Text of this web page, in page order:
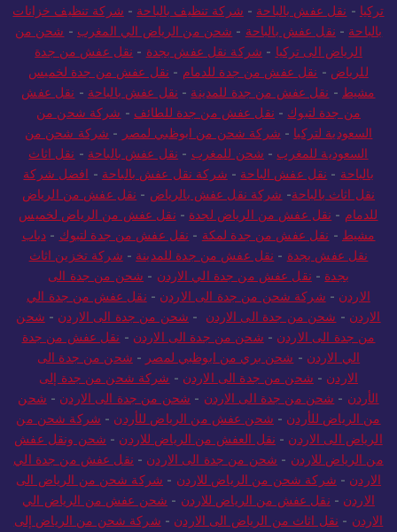
تركيا - نقل عفش بالباحة - شركة تنظيف بالباحة - شركة تنظيف خزانات
بالباحة - نقل عفش بالباحة - شحن من الرياض الي المغرب - شحن من
الرياض الى تركيا - شركة نقل عفش بجدة - نقل عفش من جدة
للرياض - نقل عفش من جدة للدمام - نقل عفش من جدة لخميس
مشيط - نقل عفش من جدة للمدينة - نقل عفش بالباحة - نقل عفش
من جدة لتبوك - نقل عفش من جدة للطائف - شركة شحن من
السعودية لتركيا - شركة شحن من ابوظبي لمصر - شركة شحن من
السعودية للمغرب - شحن للمغرب - نقل عفش بالباحة - نقل اثاث
بالباحة - نقل عفش الباحة - شركة نقل عفش بالباحة - افضل شركة
نقل اثاث بالباحة- شركة نقل عفش بالرياض - نقل عفش من الرياض
للدمام - نقل عفش من الرياض لجدة - نقل عفش من الرياض لخميس
مشيط - نقل عفش من جدة لمكة - نقل عفش من جدة لتبوك - دباب
نقل عفش بجدة - نقل عفش من جدة للمدينة - شركة تخزين اثاث
بجدة - نقل عفش من جدة الي الاردن - شحن من جدة الى
الاردن - شركة شحن من جدة الى الاردن - نقل عفش من جدة الي
الاردن - شحن من جدة الى الاردن - شحن من جدة الى الاردن - شحن
من جدة الى الاردن - شحن من جدة الى الاردن - نقل عفش من جدة
الي الاردن - شحن بري من ابوظبي لمصر - شحن من جدة الى
الاردن - شحن من جدة الى الاردن - شركة شحن من جدة إلى
الأردن - شحن من جدة الى الاردن - شحن من جدة الى الاردن - شحن
من الرياض للأردن - شحن عفش من الرياض للأردن - شركة شحن من
الرياض الى الاردن - نقل العفش من الرياض للاردن - شحن ونقل عفش
من الرياض للاردن - شحن من جدة الى الاردن - نقل عفش من جدة الي
الاردن - شركة شحن من الرياض للاردن - شركة شحن من الرياض الى
الاردن - نقل عفش من الرياض للاردن - شحن عفش من الرياض الي
الاردن - نقل اثاث من الرياض الى الاردن - شركة شحن من الرياض إلى